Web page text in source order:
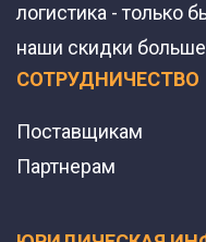
логистика - только
наши скидки
СОТРУДНИЧЕСТВО
Поставщикам
Партнерам